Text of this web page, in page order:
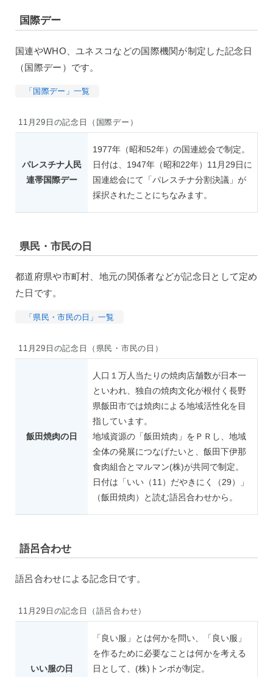
国際デー
国連やWHO、ユネスコなどの国際機関が制定した記念日
（国際デー）です。
「国際デー」一覧
11月29日の記念日（国際デー）
パレスチナ人民
連帯国際デー
1977年（昭和52年）の国連総会で制定。
日付は、1947年（昭和22年）11月29日に
国連総会にて「パレスチナ分割決議」が
採択されたことにちなみます。
県民・市民の日
都道府県や市町村、地元の関係者などが記念日として定め
た日です。
「県民・市民の日」一覧
11月29日の記念日（県民・市民の日）
飯田焼肉の日
人口１万人当たりの焼肉店舗数が日本一
といわれ、独自の焼肉文化が根付く長野
県飯田市では焼肉による地域活性化を目
指しています。
地域資源の「飯田焼肉」をＰＲし、地域
全体の発展につなげたいと、飯田下伊那
食肉組合とマルマン(株)が共同で制定。
日付は「いい（11）だやきにく（29）」
（飯田焼肉）と読む語呂合わせから。
語呂合わせ
語呂合わせによる記念日です。
11月29日の記念日（語呂合わせ）
いい服の日
「良い服」とは何かを問い、「良い服」
を作るために必要なことは何かを考える
日として、(株)トンボが制定。